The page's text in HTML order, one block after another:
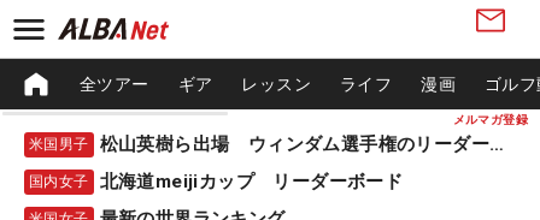
メルマガ登録
全ツアー ギア レッスン ライフ 漫画 ゴル
米国男子 松山英樹ら出場 ウィンダム選手権のリーダーボード
国内女子 北海道meijiカップ リーダーボード